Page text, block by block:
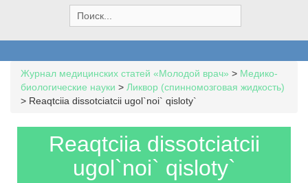
e
a
h
f
o
Журнал медицинских статей «Молодой врач» > Медико-
биологические науки > Ликвор (спинномозговая жидкость)
> Reaqtciia dissotciatcii ugol`noi` qisloty`
Reaqtciia dissotciatcii
ugol`noi` qisloty`